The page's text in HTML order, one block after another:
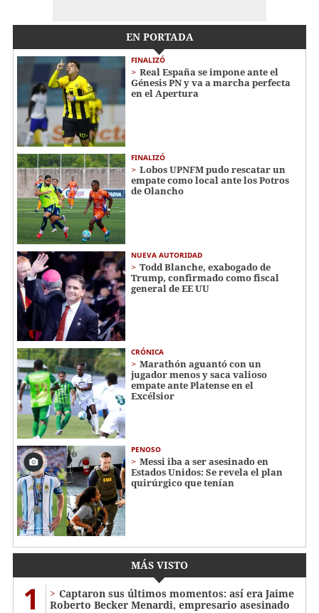
EN PORTADA
FINALIZÓ
Real España se impone ante el
Génesis PN y va a marcha perfecta
en el Apertura
FINALIZÓ
Lobos UPNFM pudo rescatar un
empate como local ante los Potros
de Olancho
NUEVA AUTORIDAD
Todd Blanche, exabogado de
Trump, confirmado como fiscal
general de EE UU
CRÓNICA
Marathón aguantó con un
jugador menos y saca valioso
empate ante Platense en el
Excélsior
PENOSO
Messi iba a ser asesinado en
Estados Unidos: Se revela el plan
quirúrgico que tenían
MÁS VISTO
1
Captaron sus últimos momentos: así era Jaime
Roberto Becker Menardi​​​, empresario asesinado